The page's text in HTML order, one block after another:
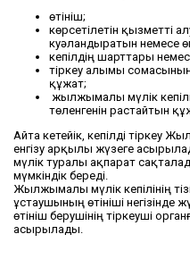
өтініш;
көрсетілетін қызметті
куәландыратын немесе
кепілдің шарттары
тіркеу алымы
құжат;
жылжымалы мүлік
төленгенін растайтын
Айта кетейік, кепілді тіркеу
енгізу арқылы жүзеге
мүлік туралы ақпарат
мүмкіндік береді.
Жылжымалы мүлік кепілінің
ұстаушының өтініші негізінде
өтініш берушінің тіркеуші
асырылады.